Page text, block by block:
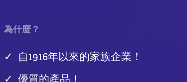
為什麼？
自1916年以來的家族企業！